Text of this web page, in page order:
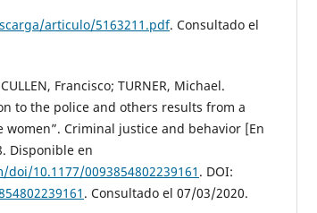
articulo/5163211.pdf. Consultado el
Francisco; TURNER, Michael.
to the police and others results from a
Criminal justice and behavior [En
Disponible en
10.1177/0093854802239161 . DOI:
. Consultado el 07/03/2020.